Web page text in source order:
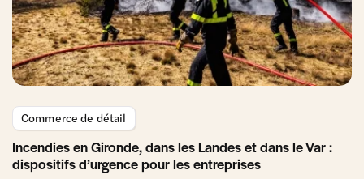
Commerce de détail
Incendies en Gironde, dans les Landes et dans le Var :
dispositifs d’urgence pour les entreprises